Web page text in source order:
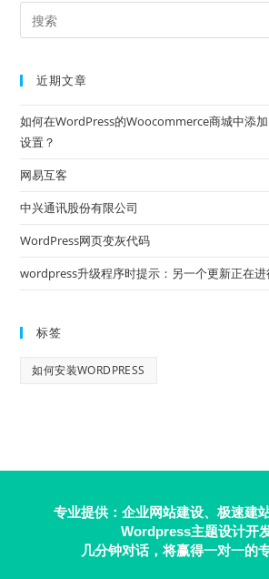
近期文章
如何在WordPress的Woocommerce商城中添
设置？
网易互客
中兴通讯股份有限公司
WordPress网页变灰代码
wordpress升级程序时提示：另一个更新正在
标签
如何安装WORDPRESS
专业提供：企业网站建设、极速建
Wordpress主题设计开发
几分钟对话，将赢得一对一的